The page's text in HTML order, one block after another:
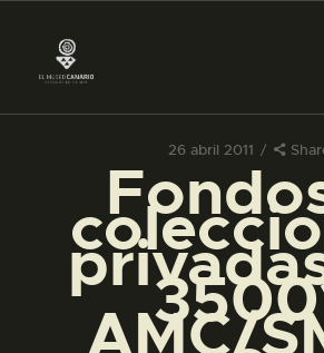
26 abril 2011
AMC/
PREPARAR LA
ACTIVIDADES
█